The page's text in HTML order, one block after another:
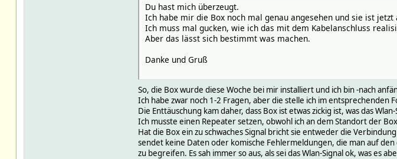
Du hast mich überzeugt.
Ich habe mir die Box noch mal genau angesehen und sie ist jetzt
Ich muss mal gucken, wie ich das mit dem Kabelanschluss
Aber das lässt sich bestimmt was machen.
Danke und Gruß
So, die Box wurde diese Woche bei mir installiert und ich bin -nach
Ich habe zwar noch 1-2 Fragen, aber die stelle ich im entsprechenden
Die Enttäuschung kam daher, dass Box ist etwas zickig ist, was das
Ich musste einen Repeater setzen, obwohl ich an dem Standort der
Hat die Box ein zu schwaches Signal bricht sie entweder die
sendet keine Daten oder komische Fehlermeldungen, die man auf
zu begreifen. Es sah immer so aus, als sei das Wlan-Signal ok, was es